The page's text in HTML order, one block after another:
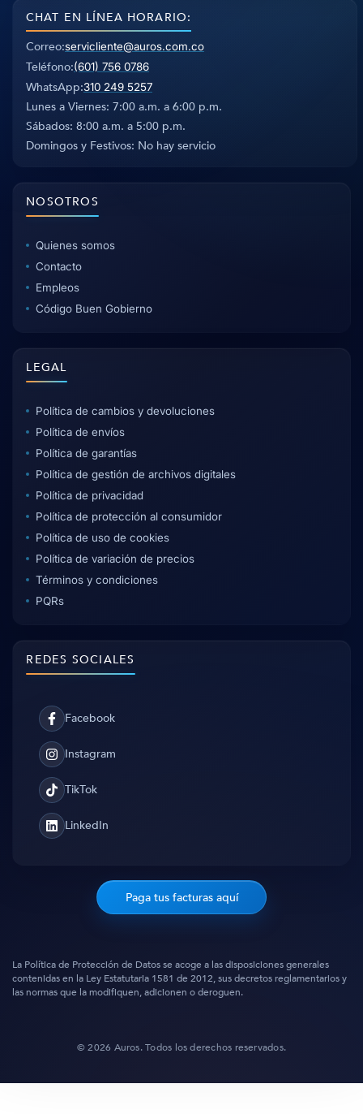
CHAT EN LÍNEA HORARIO:
Correo servicliente@auros.com.co
Teléfono (601) 756 0786
WhatsApp 310 249 5257
Lunes a Viernes: 7:00 a.m. a 6:00 p.m.
Sábados: 8:00 a.m. a 5:00 p.m.
Domingos y Festivos: No hay servicio
NOSOTROS
Quienes somos
Contacto
Empleos
Código Buen Gobierno
LEGAL
Política de cambios y devoluciones
Política de envíos
Política de garantías
Política de gestión de archivos digitales
Política de privacidad
Política de protección al consumidor
Política de uso de cookies
Política de variación de precios
Términos y condiciones
PQRs
REDES SOCIALES
Facebook
Facebook
Instagram
Instagram
TikTokTikTok
Translation
missing:
LinkedIn
Paga tus facturas aquí
La Política de Protección de Datos se acoge a las disposiciones generales
contenidas en la Ley Estatutaria 1581 de 2012, sus decretos reglamentarios y
las normas que la modifiquen, adicionen o deroguen.
© 2026 Auros. Todos los derechos reservados.